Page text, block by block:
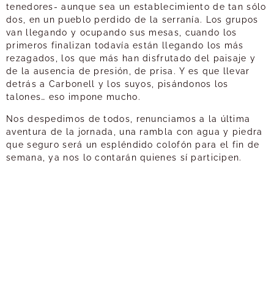
tenedores- aunque sea un establecimiento de tan sólo
dos, en un pueblo perdido de la serranía. Los grupos
van llegando y ocupando sus mesas, cuando los
primeros finalizan todavía están llegando los más
rezagados, los que más han disfrutado del paisaje y
de la ausencia de presión, de prisa. Y es que llevar
detrás a Carbonell y los suyos, pisándonos los
talones… eso impone mucho.
Nos despedimos de todos, renunciamos a la última
aventura de la jornada, una rambla con agua y piedra
que seguro será un espléndido colofón para el fin de
semana, ya nos lo contarán quienes sí participen.